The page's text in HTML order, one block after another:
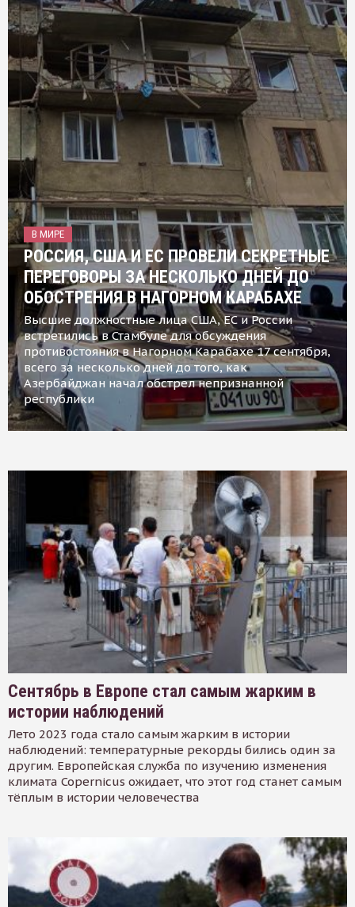
В МИРЕ
РОССИЯ, США И ЕС ПРОВЕЛИ СЕКРЕТНЫЕ
ПЕРЕГОВОРЫ ЗА НЕСКОЛЬКО ДНЕЙ ДО
ОБОСТРЕНИЯ В НАГОРНОМ КАРАБАХЕ
Высшие должностные лица США, ЕС и России
встретились в Стамбуле для обсуждения
противостояния в Нагорном Карабахе 17 сентября,
всего за несколько дней до того, как
Азербайджан начал обстрел непризнанной
республики
Сентябрь в Европе стал самым жарким в
истории наблюдений
Лето 2023 года стало самым жарким в истории
наблюдений: температурные рекорды бились один за
другим. Европейская служба по изучению изменения
климата Copernicus ожидает, что этот год станет самым
тёплым в истории человечества